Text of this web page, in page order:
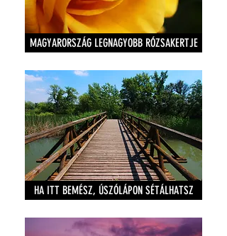
MAGYARORSZÁG LEGNAGYOBB RÓZSAKERTJE
HA ITT BEMÉSZ, ÚSZÓLÁPON SÉTÁLHATSZ